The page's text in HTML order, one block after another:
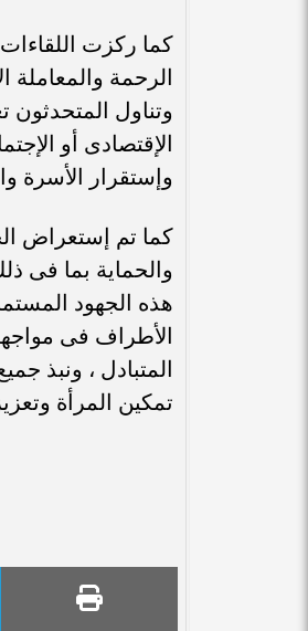
كما ركزت
الرحمة والمعاملة
وتناول المتحدثون
الإقتصادى أو
وإستقرار الأسرة
كما تم إستعراض
والحماية بما فى
هذه الجهود
الأطراف فى
المتبادل ، ونبذ
تمكين المرأة